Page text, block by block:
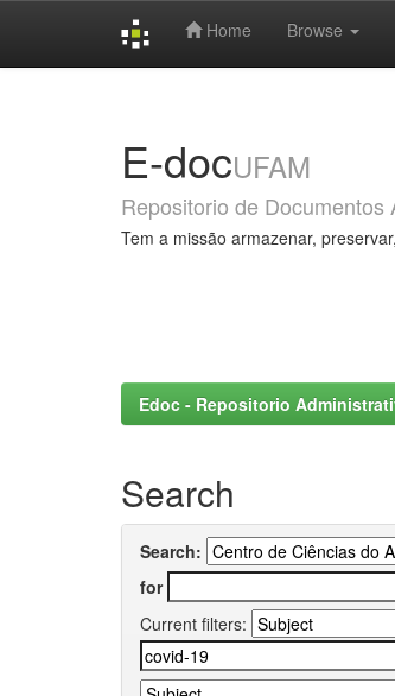
Home Browse
E-docUFAM
Repositorio de Documentos
Tem a missão armazenar,
Edoc - Repositorio
Search
Search:
for
Current filters: